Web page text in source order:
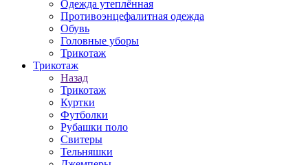
Одежда утеплённая
Противоэнцефалитная одежда
Обувь
Головные уборы
Трикотаж
Трикотаж
Назад
Трикотаж
Куртки
Футболки
Рубашки поло
Свитеры
Тельняшки